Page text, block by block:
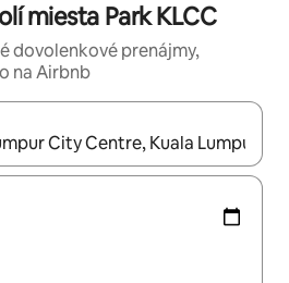
miesta Park KLCC
dovolenkové prenájmy,
na Airbnb
môžete si ich prechádzať